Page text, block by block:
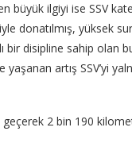
büyük ilgiyi ise SSV
donatılmış, yüksek
bir disipline sahip olan
artış SSV’yi
2 bin 190